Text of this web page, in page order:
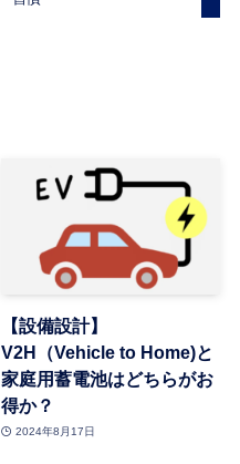
【設備設計】
V2H（Vehicle to Home)と
家庭用蓄電池はどちらがお
得か？
2024年8月17日